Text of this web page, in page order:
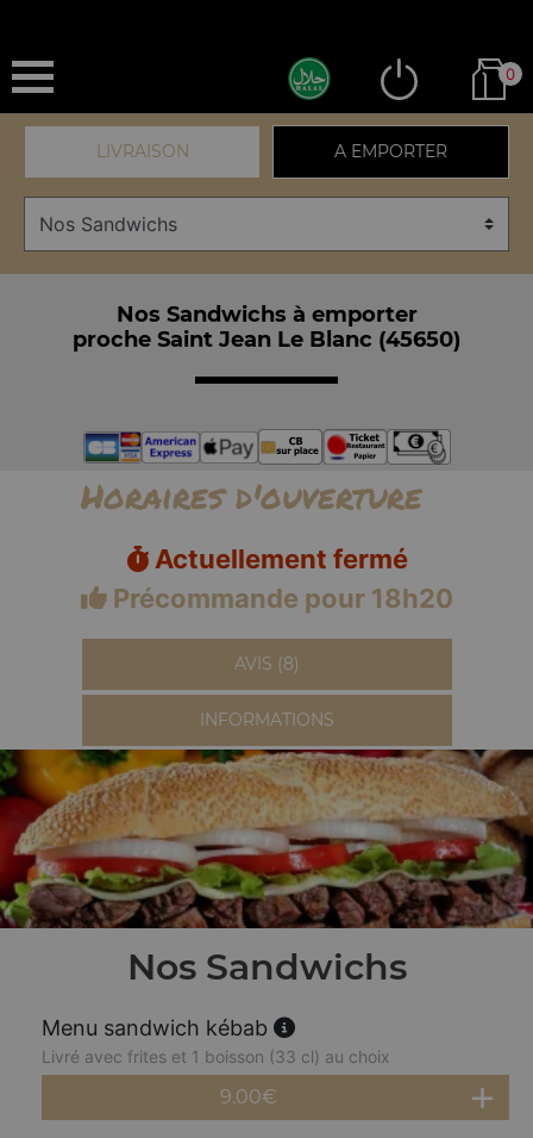
0
LIVRAISON A EMPORTER
Nos Sandwichs à emporter
proche Saint Jean Le Blanc (45650)
Horaires d'ouverture
Actuellement fermé
Précommande pour 18h20
AVIS (8)
INFORMATIONS
Nos Sandwichs
Menu sandwich kébab
Livré avec frites et 1 boisson (33 cl) au choix
9.00€